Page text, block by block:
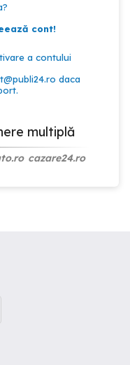
cont!
a contului
daca
multiplă
cazare24.ro